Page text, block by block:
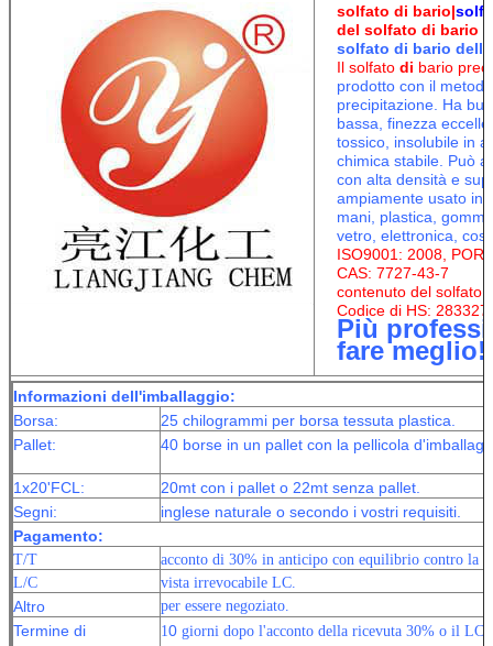
solfato di bario|
del solfato di bario |
solfato di bario
Il solfato di bario
prodotto con il
precipitazione. Ha
bassa, finezza
tossico, insolubile in
chimica stabile. Può
con alta densità e
ampiamente usato in
mani, plastica,
vetro, elettronica,
ISO9001: 2008,
CAS: 7727-43-7
contenuto del solfato
Codice di HS:
Più
fare meglio!
Informazioni dell'imballaggio:
Borsa:
25 chilogrammi per borsa tessuta plastica.
Pallet: 40 borse in un pallet con la pellicola
1x20'FCL: 20mt con i pallet o 22mt senza pallet.
Segni:
inglese naturale o secondo i vostri requisiti.
Pagamento:
T/T
acconto di 30% in anticipo con equilibrio contro la
L/C
vista irrevocabile LC.
Altro per essere negoziato.
Termine di
1 0 giorni dopo l'acconto della ricevuta 30% o il LC